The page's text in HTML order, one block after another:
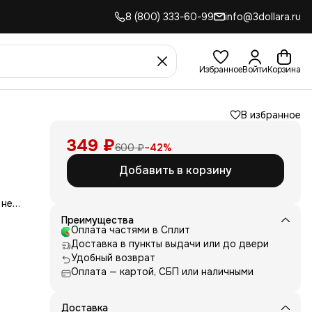
8 (800) 333-60-99 info@3dollara.ru
ИзбранноеВойтиКорзина
В избранное
349 ₽600 ₽−42%
Добавить в корзину
Преимущества
Оплата частями в Сплит
Доставка в пункты выдачи или до двери
Удобный возврат
Оплата — картой, СБП или наличными
Доставка